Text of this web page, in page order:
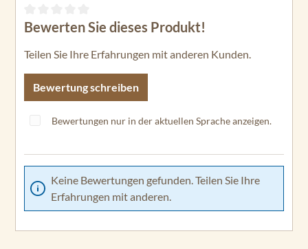
Durchschnittliche Bewertung von 0 von 5 Sternen
Bewerten Sie dieses Produkt!
Teilen Sie Ihre Erfahrungen mit anderen Kunden.
Bewertung schreiben
Bewertungen nur in der aktuellen Sprache anzeigen.
Keine Bewertungen gefunden. Teilen Sie Ihre
Erfahrungen mit anderen.